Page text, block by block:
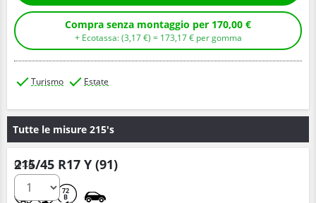
Compra senza montaggio per 170,00 €
+ Ecotassa: (3,17€ ) = 173,17€ per gomma
Turismo Estate
Tutte le misure 215's
215/45 R17 Y (91)
72
B
Q.tà